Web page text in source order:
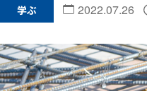
学ぶ 2022.07.26